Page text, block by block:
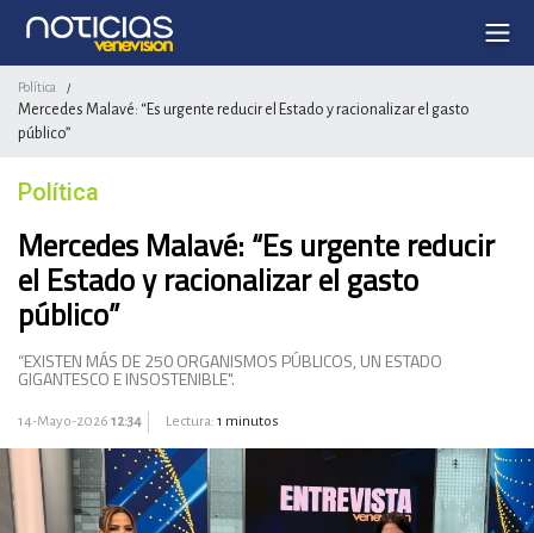
Política /
Mercedes Malavé: “Es urgente reducir el Estado y racionalizar el gasto
público”
Política
Mercedes Malavé: “Es urgente reducir
el Estado y racionalizar el gasto
público”
“EXISTEN MÁS DE 250 ORGANISMOS PÚBLICOS, UN ESTADO
GIGANTESCO E INSOSTENIBLE".
14-Mayo-2026 12:34 Lectura: 1 minutos